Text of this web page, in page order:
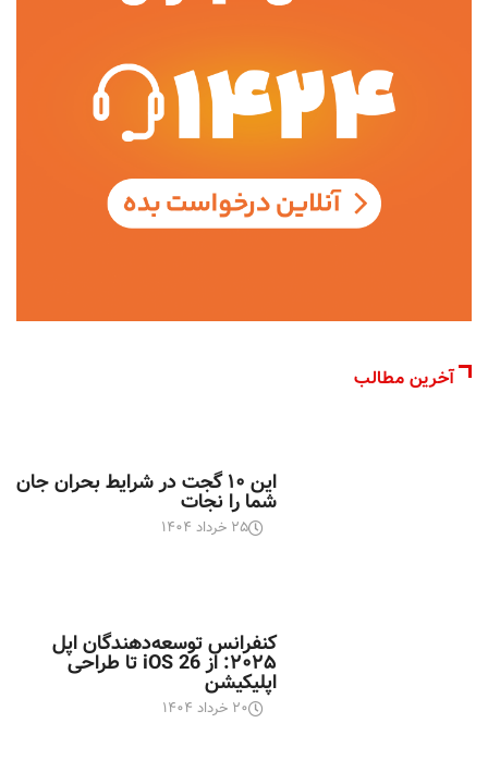
آخرین مطالب
این ۱۰ گجت در شرایط بحران جان
شما را نجات
۲۵ خرداد ۱۴۰۴
کنفرانس توسعه‌دهندگان اپل
۲۰۲۵: از iOS 26 تا طراحی
اپلیکیشن
۲۰ خرداد ۱۴۰۴